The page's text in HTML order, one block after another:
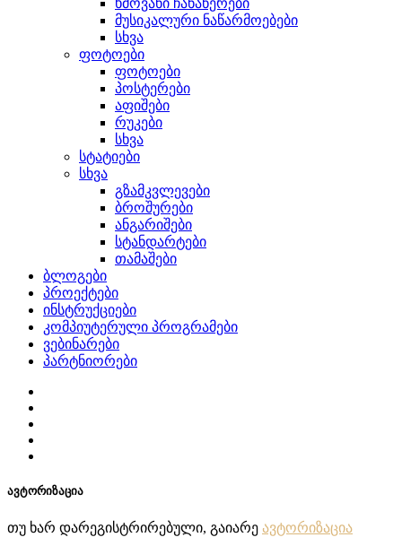
ხმოვანი ჩანაწერები
მუსიკალური ნაწარმოებები
სხვა
ფოტოები
ფოტოები
პოსტერები
აფიშები
რუკები
სხვა
სტატიები
სხვა
გზამკვლევები
ბროშურები
ანგარიშები
სტანდარტები
თამაშები
ბლოგები
პროექტები
ინსტრუქციები
კომპიუტერული პროგრამები
ვებინარები
პარტნიორები
ავტორიზაცია
თუ ხარ დარეგისტრირებული, გაიარე ავტორიზაცია